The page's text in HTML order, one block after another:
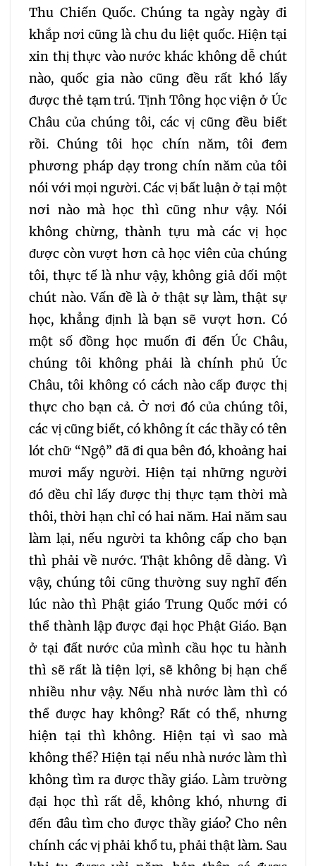
060 061 062
063 064
066 067 068
069 070 071
072 073 074
075 076 077
078 079 080
081 082 083
084 085 086
087 088 089
090 091 092
093 094 095
096 097 098
099 100 101
102 104
105
108 109 110 111
112 113 114 115
116 117 118 119
120 121 122 123
Thu Chiến Quốc. Chúng ta ngày ngày đi
khắp nơi cũng là chu du liệt quốc. Hiện tại
xin thị thực vào nước khác không dễ chút
nào, quốc gia nào cũng đều rất khó lấy
được thẻ tạm trú. Tịnh Tông học viện ở Úc
Châu của chúng tôi, các vị cũng đều biết
rồi. Chúng tôi học chín năm, tôi đem
phương pháp dạy trong chín năm của tôi
nói với mọi người. Các vị bất luận ở tại một
nơi nào mà học thì cũng như vậy. Nói
không chừng, thành tựu mà các vị học
được còn vượt hơn cả học viên của chúng
tôi, thực tế là như vậy, không giả dối một
chút nào. Vấn đề là ở thật sự làm, thật sự
học, khẳng định là bạn sẽ vượt hơn. Có
một số đồng học muốn đi đến Úc Châu,
chúng tôi không phải là chính phủ Úc
Châu, tôi không có cách nào cấp được thị
thực cho bạn cả. Ở nơi đó của chúng tôi,
các vị cũng biết, có không ít các thầy có tên
lót chữ “Ngộ” đã đi qua bên đó, khoảng hai
mươi mấy người. Hiện tại những người
đó đều chỉ lấy được thị thực tạm thời mà
thôi, thời hạn chỉ có hai năm. Hai năm sau
làm lại, nếu người ta không cấp cho bạn
thì phải về nước. Thật không dễ dàng. Vì
vậy, chúng tôi cũng thường suy nghĩ đến
lúc nào thì Phật giáo Trung Quốc mới có
thể thành lập được đại học Phật Giáo. Bạn
ở tại đất nước của mình cầu học tu hành
thì sẽ rất là tiện lợi, sẽ không bị hạn chế
nhiều như vậy. Nếu nhà nước làm thì có
thể được hay không? Rất có thể, nhưng
hiện tại thì không. Hiện tại vì sao mà
không thể? Hiện tại nếu nhà nước làm thì
không tìm ra được thầy giáo. Làm trường
đại học thì rất dễ, không khó, nhưng đi
đến đâu tìm cho được thầy giáo? Cho nên
chính các vị phải khổ tu, phải thật làm. Sau